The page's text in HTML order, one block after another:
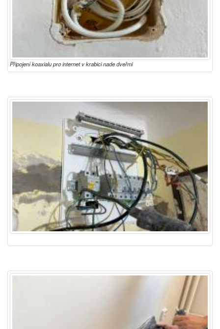
Připojení koaxialu pro internet v krabici nade dveřmi